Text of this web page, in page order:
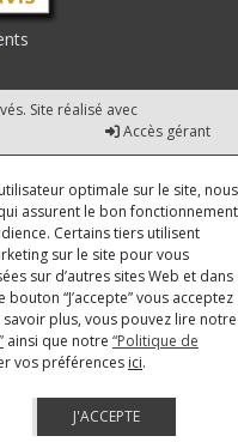
Site réalisé avec
Accès gérant
optimale sur le site, nous
assurent le bon fonctionnement
Certains tiers utilisent
sur le site pour vous
sur d’autres sites Web et dans
“J’accepte” vous acceptez
plus, vous pouvez lire notre
ainsi que notre “Politique de
vos préférences ici.
J'ACCEPTE